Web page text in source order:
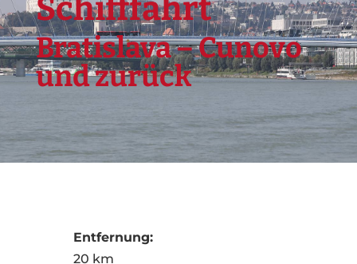
Schifffahrt
Bratislava – Cunovo
und zurück
Entfernung:
20 km